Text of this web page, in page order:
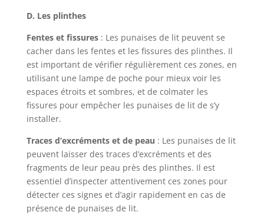
D. Les plinthes
Fentes et fissures: Les punaises de lit peuvent se
cacher dans les fentes et les fissures des plinthes. Il
est important de vérifier régulièrement ces zones, en
utilisant une lampe de poche pour mieux voir les
espaces étroits et sombres, et de colmater les
fissures pour empêcher les punaises de lit de s’y
installer.
Traces d’excréments et de peau : Les punaises de lit
peuvent laisser des traces d’excréments et des
fragments de leur peau près des plinthes. Il est
essentiel d’inspecter attentivement ces zones pour
détecter ces signes et d’agir rapidement en cas de
présence de punaises de lit.